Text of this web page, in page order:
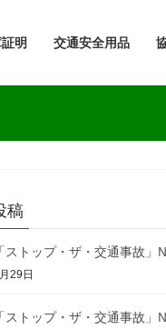
明 交通安全用品
稿
ストップ・ザ・交通事故
29日
ストップ・ザ・交通事故